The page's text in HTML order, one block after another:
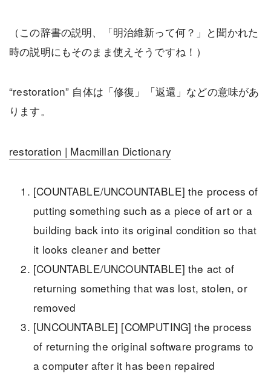
（この辞書の説明、「明治維新って何？」と聞かれた
時の説明にもそのまま使えそうですね！）
“restoration” 自体は「修復」「返還」などの意味があ
ります。
restoration | Macmillan Dictionary
[COUNTABLE/UNCOUNTABLE] the process of
putting something such as a piece of art or a
building back into its original condition so that
it looks cleaner and better
[COUNTABLE/UNCOUNTABLE] the act of
returning something that was lost, stolen, or
removed
[UNCOUNTABLE] [COMPUTING] the process
of returning the original software programs to
a computer after it has been repaired